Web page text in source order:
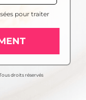
pour traiter
droits réservés